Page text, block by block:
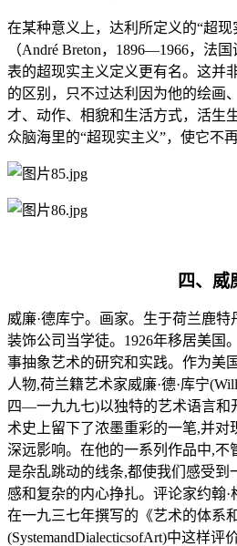
在某种意义上，达利所定义的“超现
（André Breton，1896—1966，法
表的超现实主义定义更有名。这并
的区别，只不过达利因为他的绘画
才、动作、相貌和生活方式，活生
众脑海里的“超现实主义”，使它不
四、 威
威廉·德库宁。画家。生于荷兰鹿特
装饰公司当学徒。1926年移居美国
事抽象艺术的研究和实践。作为美
人物,荷兰籍艺术家威廉·德·库宁
四—一九九七)以独特的艺术语言和
术史上留下了浓墨重彩的一笔,并对
深远影响。在他的一系列作品中,不
是杂乱跳动的线条,都使我们感受到
感和复杂的内心挣扎。评论家约翰·
在一九三七年撰写的《艺术的体系
(SystemandDialecticsofArt)中这样评